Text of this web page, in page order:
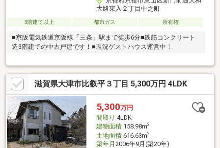
大路東入２丁目中之町
3階建て以上 都市ガス 所有権
■京阪電気鉄道京阪線「三条」駅まで徒歩6分■鉄筋コンクリート
造3階建ての中古戸建です！■現況ゲストハウス運営中！
滋賀県大津市比叡平３丁目 5,300万円 4LDK
5,300万円
間取り 4LDK
建物面積158.98m2
土地面積616.63m2
築年月 2006年9月(築20年)